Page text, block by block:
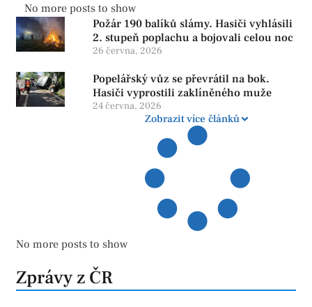
No more posts to show
Požár 190 balíků slámy. Hasiči vyhlásili
2. stupeň poplachu a bojovali celou noc
26 června, 2026
Popelářský vůz se převrátil na bok.
Hasiči vyprostili zaklíněného muže
24 června, 2026
Zobrazit více článků
No more posts to show
Zprávy z ČR